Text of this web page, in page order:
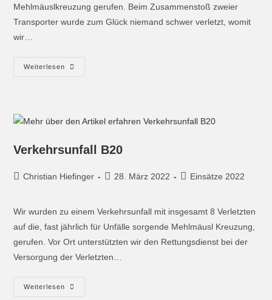
Mehlmäuslkreuzung gerufen. Beim Zusammenstoß zweier
Transporter wurde zum Glück niemand schwer verletzt, womit
wir…
Weiterlesen
Verkehrsunfall B20
Christian Hiefinger 28. März 2022 Einsätze 2022
Wir wurden zu einem Verkehrsunfall mit insgesamt 8 Verletzten
auf die, fast jährlich für Unfälle sorgende Mehlmäusl Kreuzung,
gerufen. Vor Ort unterstützten wir den Rettungsdienst bei der
Versorgung der Verletzten…
Weiterlesen